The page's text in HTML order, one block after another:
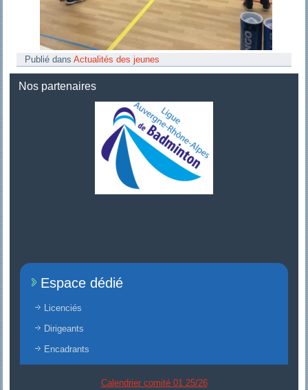
Publié dans Actualités des jeunes
Nos partenaires
Espace dédié
Licenciés
Dirigeants
Encadrants
Calendrier comité 01 25/26